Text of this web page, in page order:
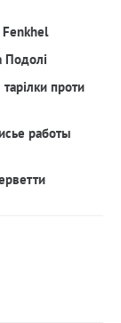
Fenkhel
Подолі
проти
работы